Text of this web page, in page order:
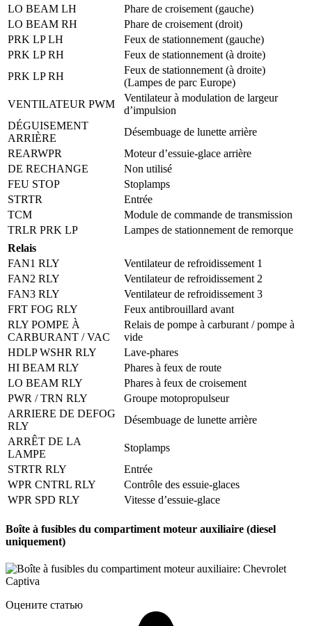
LO BEAM LH
Phare de croisement (gauche)
LO BEAM RH
Phare de croisement (droit)
PRK LP LH
Feux de stationnement (gauche)
PRK LP RH
Feux de stationnement (à droite)
PRK LP RH
Feux de stationnement (à droite)
(Lampes de parc Europe)
VENTILATEUR PWM
Ventilateur à modulation de largeur
d’impulsion
DÉGUISEMENT
ARRIÈRE
Désembuage de lunette arrière
REARWPR
Moteur d’essuie-glace arrière
DE RECHANGE
Non utilisé
FEU STOP
Stoplamps
STRTR
Entrée
TCM
Module de commande de transmission
TRLR PRK LP
Lampes de stationnement de remorque
Relais
FAN1 RLY
Ventilateur de refroidissement 1
FAN2 RLY
Ventilateur de refroidissement 2
FAN3 RLY
Ventilateur de refroidissement 3
FRT FOG RLY
Feux antibrouillard avant
RLY POMPE À
CARBURANT / VAC
Relais de pompe à carburant / pompe à
vide
HDLP WSHR RLY
Lave-phares
HI BEAM RLY
Phares à feux de route
LO BEAM RLY
Phares à feux de croisement
PWR / TRN RLY
Groupe motopropulseur
ARRIERE DE DEFOG
RLY
Désembuage de lunette arrière
ARRÊT DE LA
LAMPE
Stoplamps
STRTR RLY
Entrée
WPR CNTRL RLY
Contrôle des essuie-glaces
WPR SPD RLY
Vitesse d’essuie-glace
Boîte à fusibles du compartiment moteur auxiliaire (diesel
uniquement)
Оцените статью